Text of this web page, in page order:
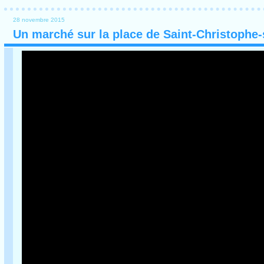
28 novembre 2015
Un marché sur la place de Saint-